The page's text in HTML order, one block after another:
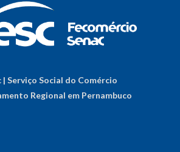
| Serviço Social do Comércio
Regional em Pernambuco